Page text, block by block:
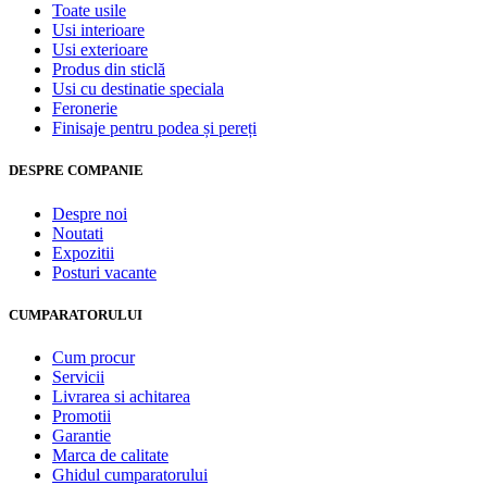
Toate usile
Usi interioare
Usi exterioare
Produs din sticlă
Usi cu destinatie speciala
Feronerie
Finisaje pentru podea și pereți
DESPRE COMPANIE
Despre noi
Noutati
Expozitii
Posturi vacante
CUMPARATORULUI
Cum procur
Servicii
Livrarea si achitarea
Promotii
Garantie
Marca de calitate
Ghidul cumparatorului